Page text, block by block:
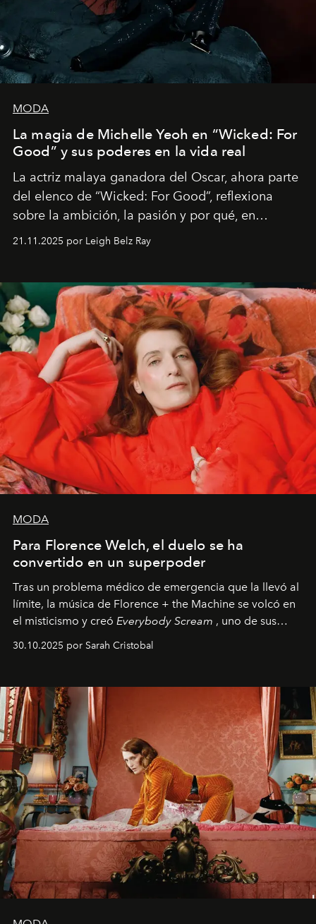
MODA
La magia de Michelle Yeoh en “Wicked: For
Good” y sus poderes en la vida real
La actriz malaya ganadora del Oscar, ahora parte
del elenco de “Wicked: For Good”, reflexiona
sobre la ambición, la pasión y por qué, en
ocasiones, la introspección puede esperar. “Es
importa si no lo entienden’”, confiesa.
21.11.2025 por Leigh Belz Ray
MODA
Para Florence Welch, el duelo se ha
convertido en un superpoder
Tras un problema médico de emergencia que la llevó al
límite, la música de Florence + the Machine se volcó en
el misticismo y creó Everybody Scream , uno de sus
álbumes más profundos hasta la fecha.
30.10.2025 por Sarah Cristobal